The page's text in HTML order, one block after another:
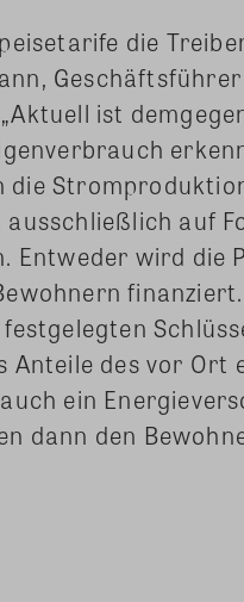
die
ist
die
auf
Entweder wird die
Anteile des vor Ort
ein
dann den